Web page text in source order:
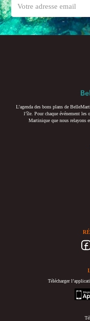
L’agenda des bons plans de
l’île. Pour chaque événement les
Martinique que nous relayons
Télécharger
appstore